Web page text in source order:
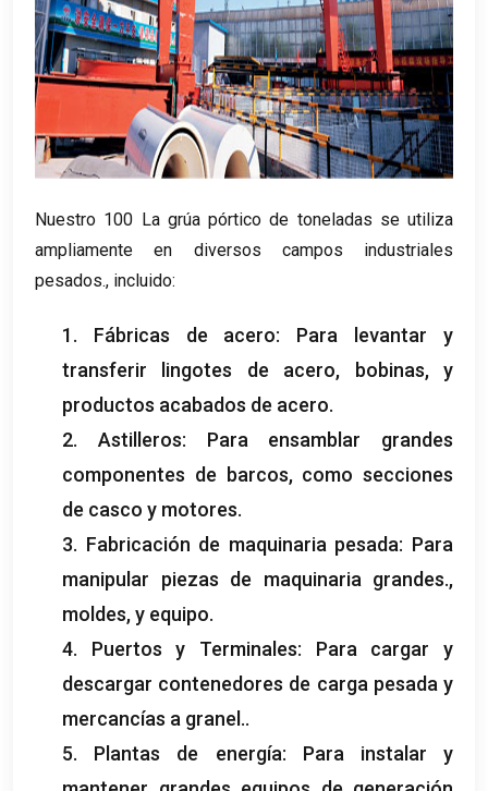
Nuestro 100 La grúa pórtico de toneladas se utiliza
ampliamente en diversos campos industriales
pesados., incluido:
1. Fábricas de acero: Para levantar y
transferir lingotes de acero, bobinas, y
productos acabados de acero.
2. Astilleros: Para ensamblar grandes
componentes de barcos, como secciones
de casco y motores.
3. Fabricación de maquinaria pesada: Para
manipular piezas de maquinaria grandes.,
moldes, y equipo.
4. Puertos y Terminales: Para cargar y
descargar contenedores de carga pesada y
mercancías a granel..
5. Plantas de energía: Para instalar y